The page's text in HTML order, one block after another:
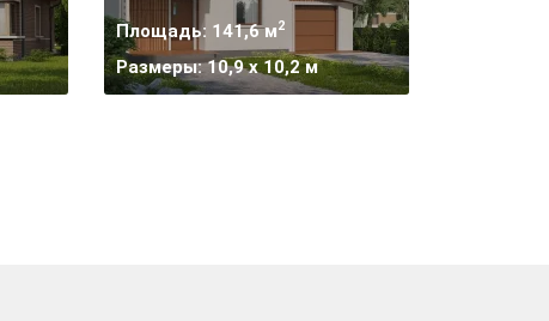
Площадь: 141,6 м2
Размеры: 10,9 x 10,2 м